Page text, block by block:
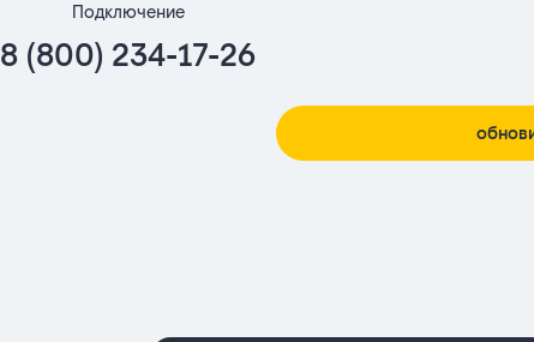
Подключение
8 (800) 234-17-26